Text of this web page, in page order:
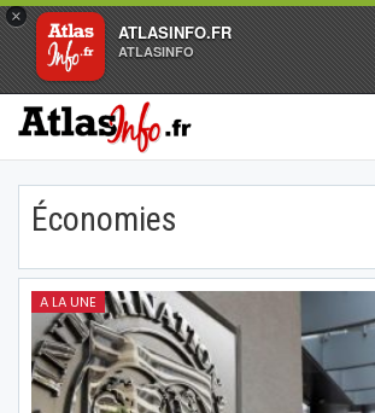
×
ATLASINFO.FR
ATLASINFO
Économies
A LA UNE